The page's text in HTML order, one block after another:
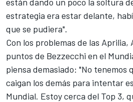
estrategia era estar delante,
que se pudiera".
Con los problemas de las Aprilia,
puntos de Bezzecchi en el
piensa demasiado: "No tenemos
caigan los demás para intentar
Mundial. Estoy cerca del Top 3,